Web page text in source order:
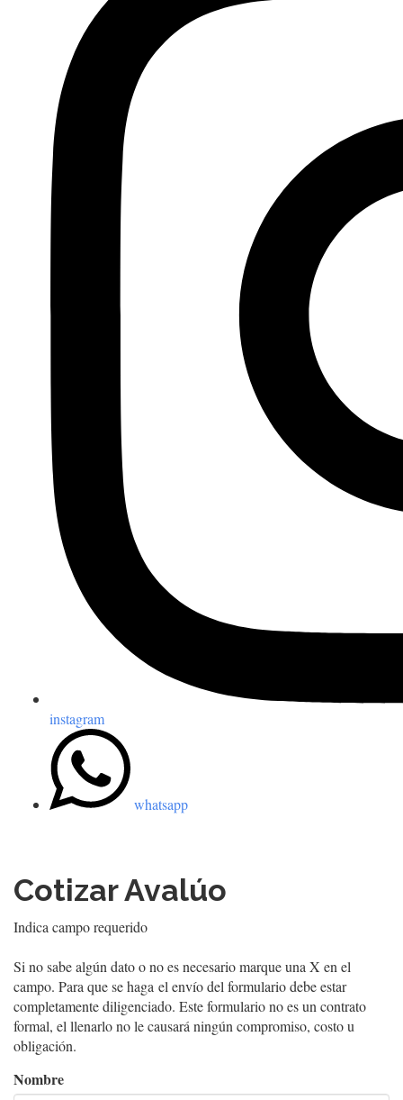
instagram
whatsapp
Cotizar Avalúo
Indica campo requerido
Si no sabe algún dato o no es necesario marque una X en el
campo. Para que se haga el envío del formulario debe estar
completamente diligenciado. Este formulario no es un contrato
formal, el llenarlo no le causará ningún compromiso, costo u
obligación.
Nombre